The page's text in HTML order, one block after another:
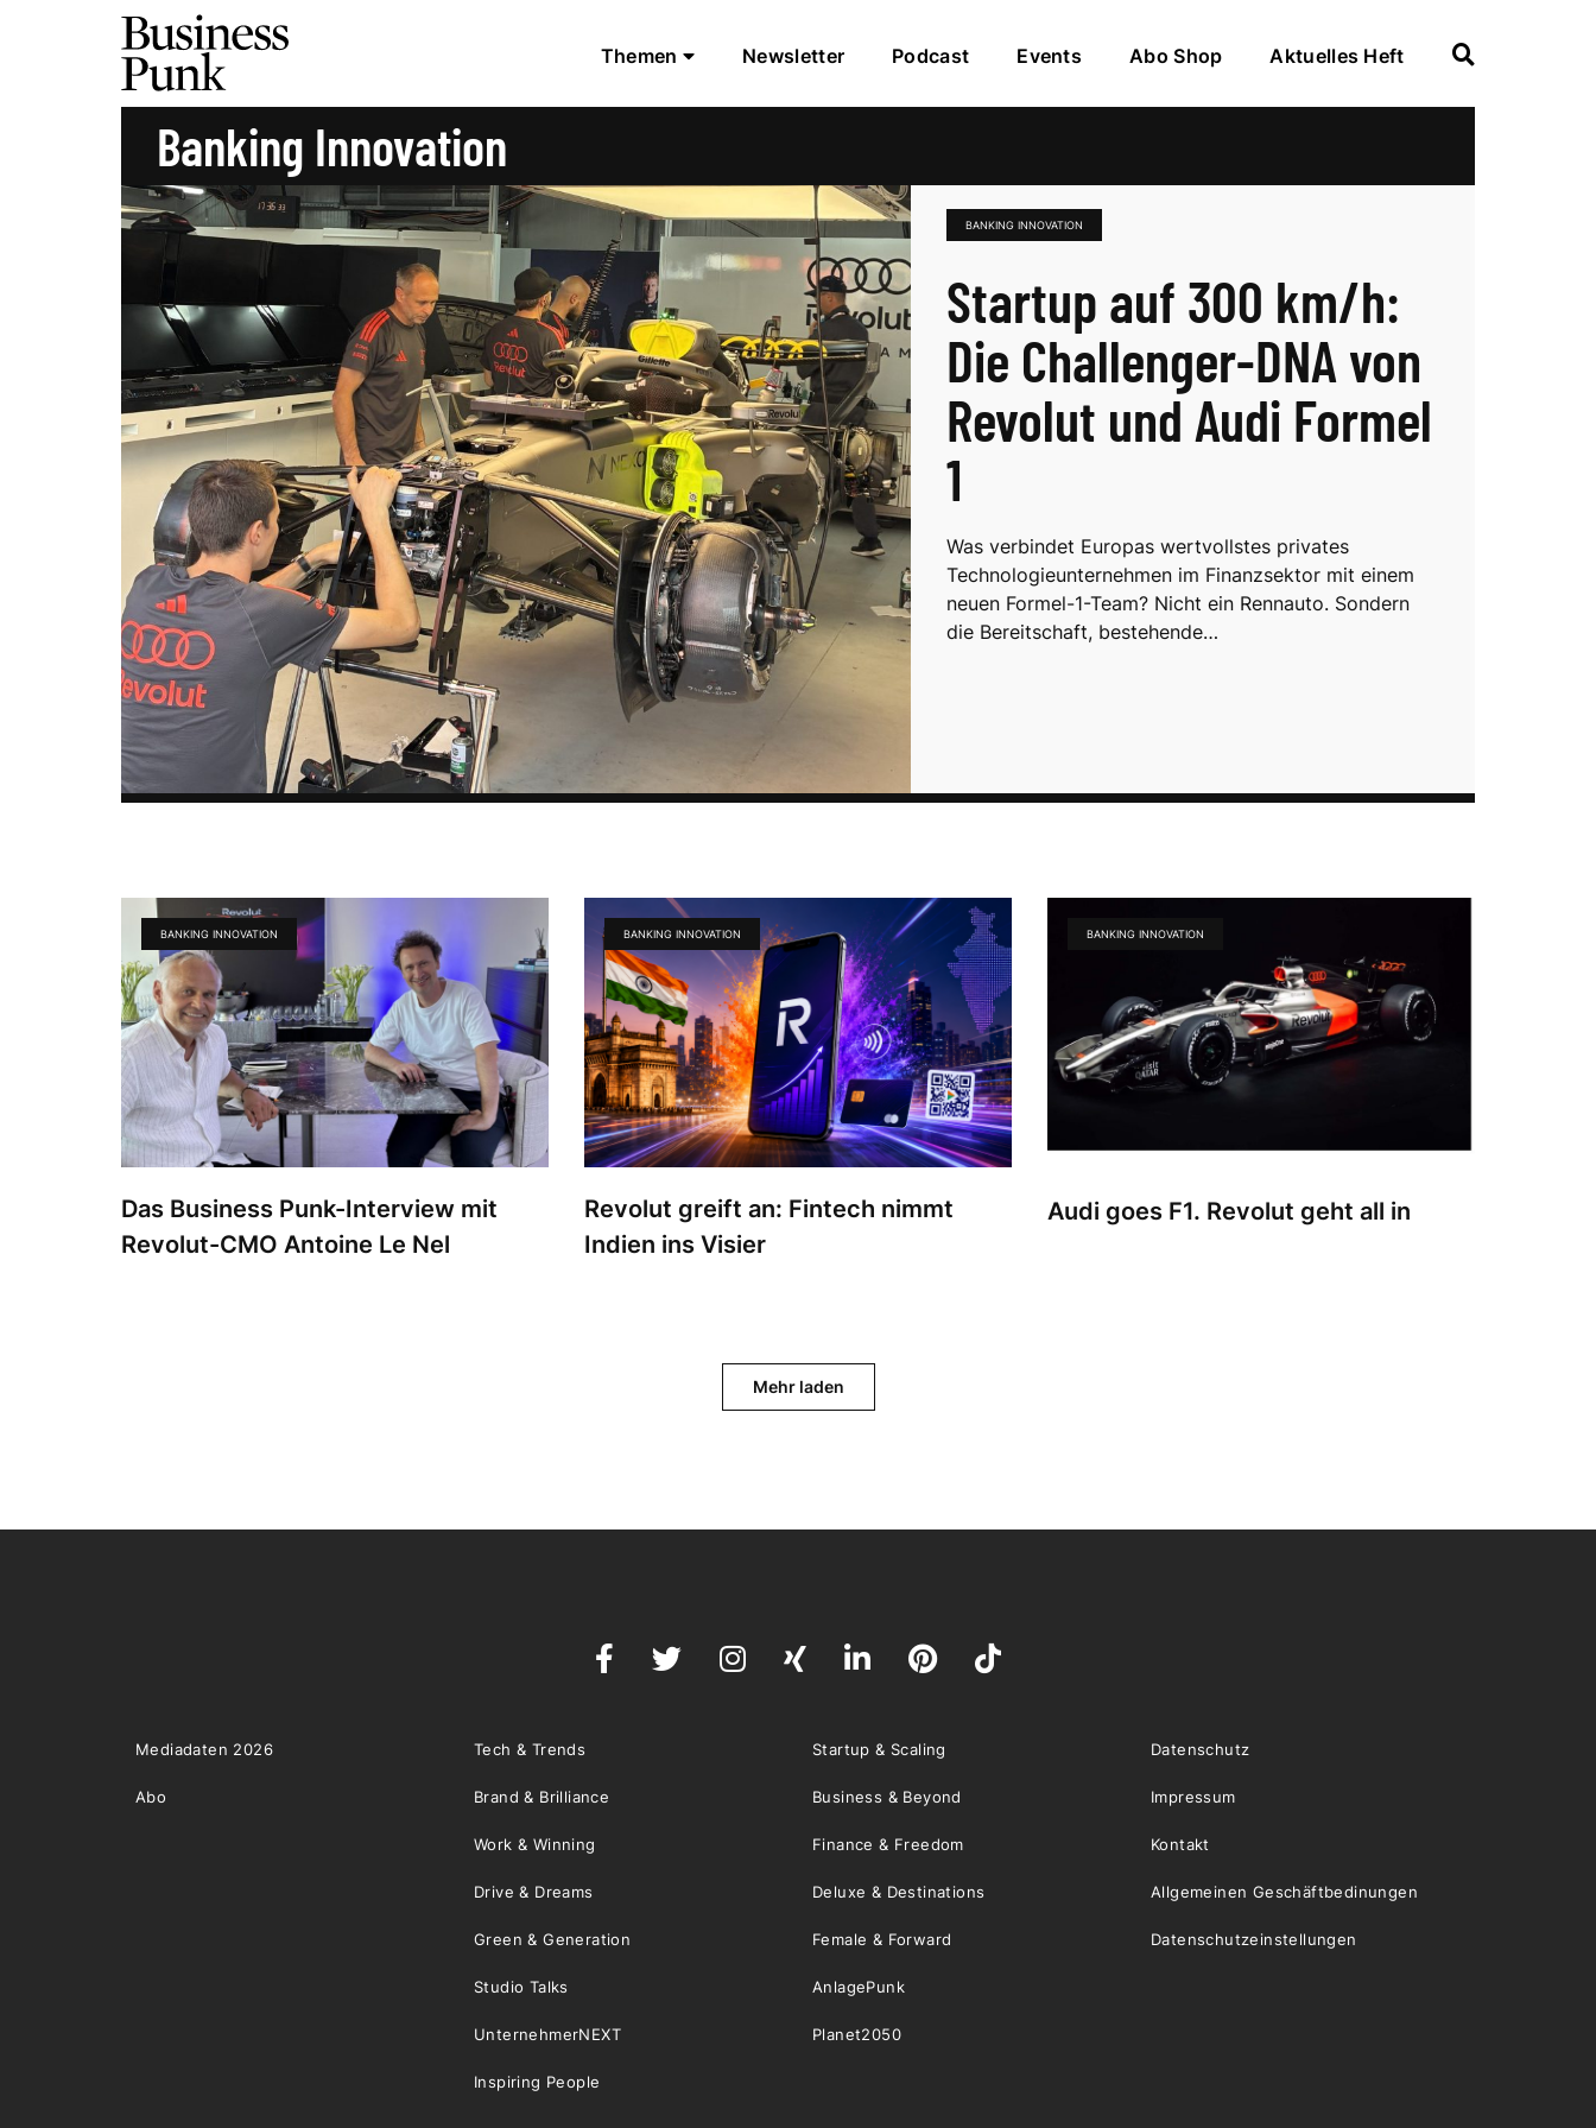
Themen Newsletter Podcast Events Abo Shop Aktuelles Heft
Banking Innovation
BANKING INNOVATION
Startup auf 300 km/h:
Die Challenger-DNA von
Revolut und Audi Formel
1
Was verbindet Europas wertvollstes privates
Technologieunternehmen im Finanzsektor mit einem
neuen Formel-1-Team? Nicht ein Rennauto. Sondern
die Bereitschaft, bestehende…
Das Business Punk-Interview mit
Revolut-CMO Antoine Le Nel
BANKING INNOVATION
Revolut greift an: Fintech nimmt
Indien ins Visier
BANKING INNOVATION
Audi goes F1. Revolut geht all in
BANKING INNOVATION
Mehr laden
Mediadaten 2026
Abo
Tech & Trends Startup & Scaling
Brand & Brilliance Business & Beyond
Work & Winning Finance & Freedom
Drive & Dreams Deluxe & Destinations
Green & Generation Female & Forward
Studio Talks AnlagePunk
UnternehmerNEXT Planet2050
Inspiring People
Datenschutz
Impressum
Kontakt
Allgemeinen Geschäftbedinungen
Datenschutzeinstellungen